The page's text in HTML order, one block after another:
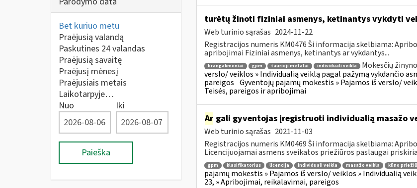
Bet kuriuo metu
Praėjusią valandą
Paskutines 24 valandas
Praėjusią savaitę
Praėjusį mėnesį
Praėjusiais metais
Laikotarpyje…
Nuo
Iki
Paieška
turėtų žinoti fiziniai asmenys, ketinantys vykdyti
Web turinio sąrašas 2024-11-22
Registracijos numeris KM0476 Ši informacija skelbiama:
apribojimai Fiziniai asmenys, ketinantys ar vykdantys...
brangakmeniai gpm taurieji metalai individuali veikla Mokesčių
verslo/ veiklos » Individualią veiklą pagal pažymą vykdančio
pareigos Gyventojų pajamų mokestis » Pajamos iš verslo/
Teisės, pareigos ir apribojimai
Argali gyventojas įregistruoti individualią masažo
Web turinio sąrašas 2021-11-03
Registracijos numeris KM0469 Ši informacija skelbiama:
Licencijuojamai asmens sveikatos priežiūros paslaugai
gpm klasifikatorius licencija individuali veikla masažo veikla kūno
pajamų mokestis » Pajamos iš verslo/ veiklos » Individualią
23, » Apribojimai, reikalavimai, pareigos